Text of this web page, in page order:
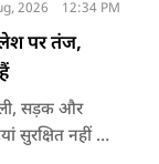
2026 12:34 PM
पर तंज,
सड़क और
सुरक्षित नहीं थीं.